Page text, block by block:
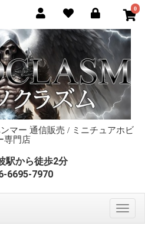
0
マー 通信販売 / ミニチュアホビ
専門店
駅から徒歩2分
6695-7970